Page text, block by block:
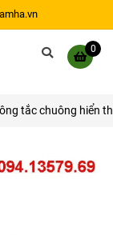
0
tắc chuông hiển